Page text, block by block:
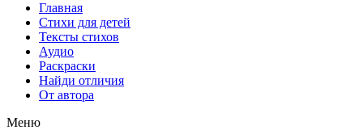
Главная
Стихи для детей
Тексты стихов
Аудио
Раскраски
Найди отличия
От автора
Меню